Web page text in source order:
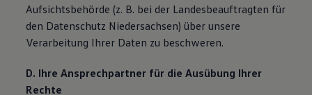
Aufsichtsbehörde (z. B. bei der Landesbeauftragten für
den Datenschutz Niedersachsen) über unsere
Verarbeitung Ihrer Daten zu beschweren.
D. Ihre Ansprechpartner für die Ausübung Ihrer
Rechte